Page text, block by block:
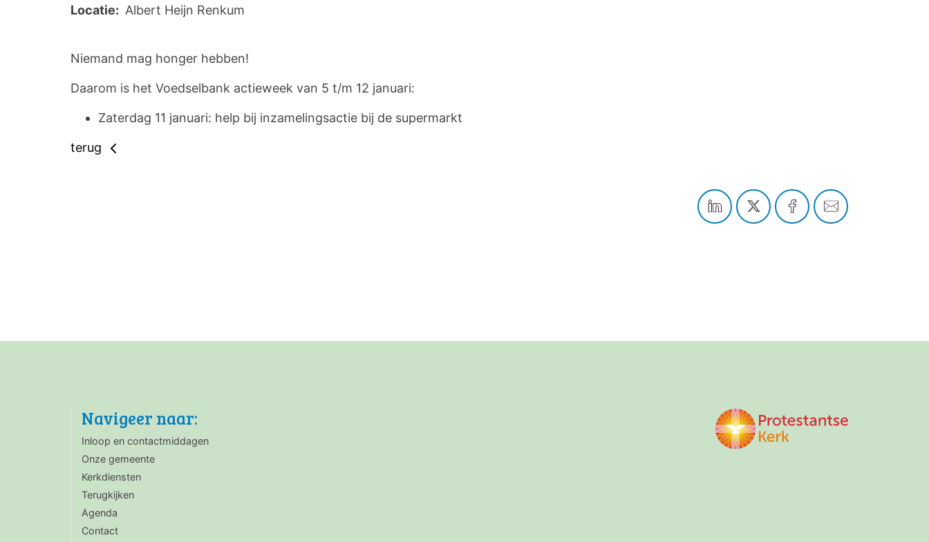
Locatie: Albert Heijn Renkum
Niemand mag honger hebben!
Daarom is het Voedselbank actieweek van 5 t/m 12 januari:
Zaterdag 11 januari: help bij inzamelingsactie bij de supermarkt
terug
Navigeer naar:
Inloop en contactmiddagen
Onze gemeente
Kerkdiensten
Terugkijken
Agenda
Contact